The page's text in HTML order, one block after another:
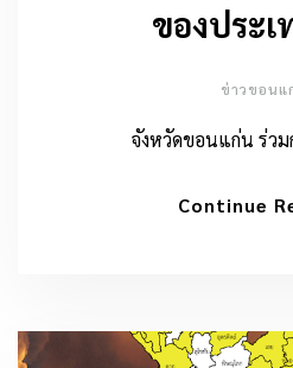
ของประ
ข่าวขอนแ
จังหวัดขอนแก่น ร่ว
Continue